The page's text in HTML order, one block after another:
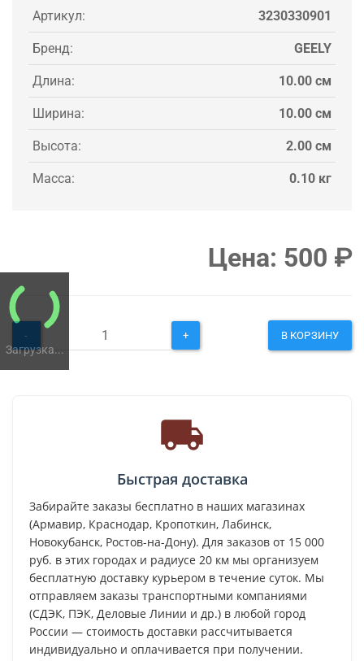
Загрузка...
Артикул: 3230330901
Бренд: GEELY
Длина: 10.00 см
Ширина: 10.00 см
Высота: 2.00 см
Масса: 0.10 кг
Цена: 500 ₽
- + В КОРЗИНУ
Быстрая доставка
Забирайте заказы бесплатно в наших магазинах
(Армавир, Краснодар, Кропоткин, Лабинск,
Новокубанск, Ростов-на-Дону). Для заказов от 15 000
руб. в этих городах и радиусе 20 км мы организуем
бесплатную доставку курьером в течение суток. Мы
отправляем заказы транспортными компаниями
(СДЭК, ПЭК, Деловые Линии и др.) в любой город
России — стоимость доставки рассчитывается
индивидуально и оплачивается при получении.